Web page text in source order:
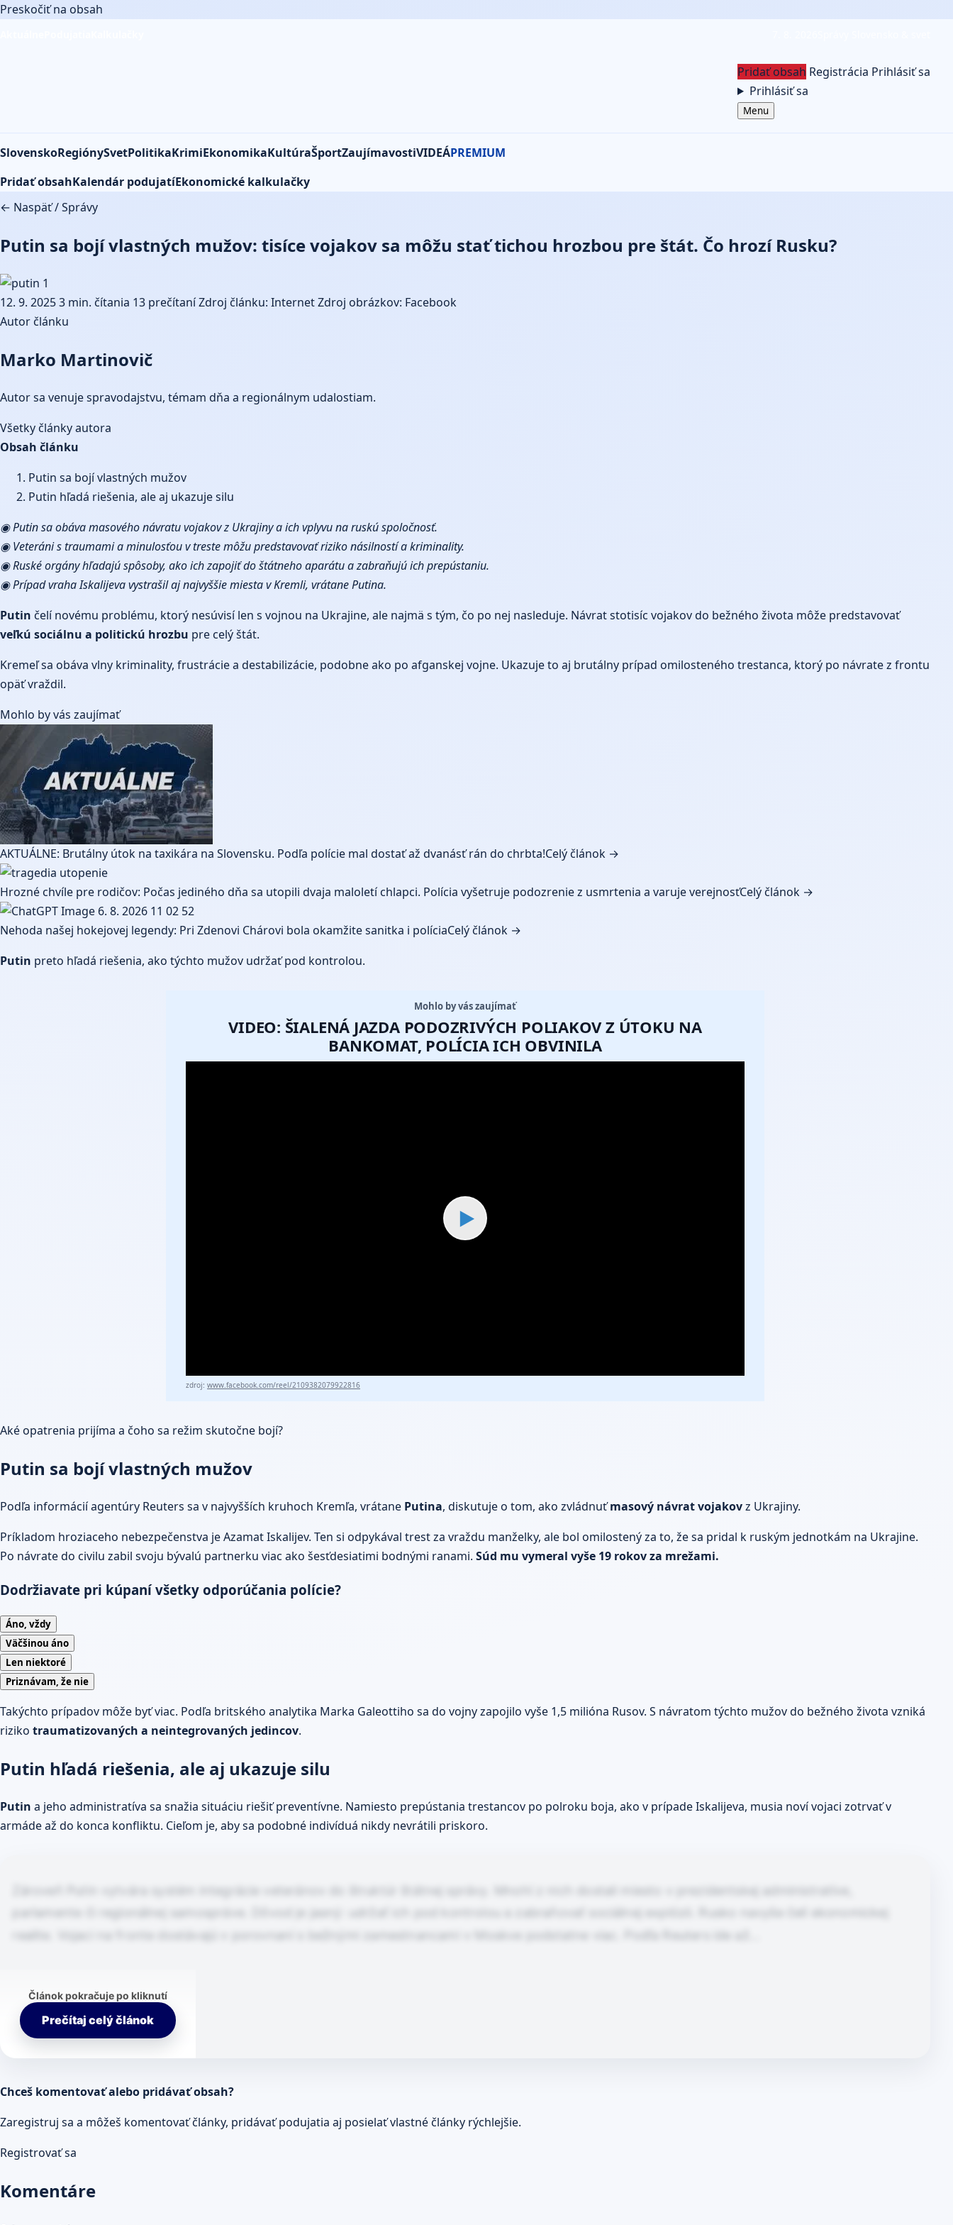
Preskočiť na obsah
Pridať obsah Registrácia Prihlásiť sa
Prihlásiť sa
Menu
SlovenskoRegiónySvetPolitikaKrimiEkonomikaKultúraŠportZaujímavostiVIDEÁPREMIUM
Pridať obsahKalendár podujatíEkonomické kalkulačky
← Naspäť/Správy
Putin sa bojí vlastných mužov: tisíce vojakov sa môžu stať tichou hrozbou pre štát. Čo hrozí Rusku?
12. 9. 20253 min. čítania 13 prečítaníZdroj článku: InternetZdroj obrázkov: Facebook
Autor článku
Marko Martinovič
Autor sa venuje spravodajstvu, témam dňa a regionálnym udalostiam.
Všetky články autora
Obsah článku
Putin sa bojí vlastných mužov
Putin hľadá riešenia, ale aj ukazuje silu
◉ Putin sa obáva masového návratu vojakov z Ukrajiny a ich vplyvu na ruskú spoločnosť.
◉ Veteráni s traumami a minulosťou v treste môžu predstavovať riziko násilností a kriminality.
◉ Ruské orgány hľadajú spôsoby, ako ich zapojiť do štátneho aparátu a zabraňujú ich prepústaniu.
◉ Prípad vraha Iskalijeva vystrašil aj najvyššie miesta v Kremli, vrátane Putina.
Putin čelí novému problému, ktorý nesúvisí len s vojnou na Ukrajine, ale najmä s tým, čo po nej nasleduje. Návrat stotisíc vojakov do bežného života môže predstavovať
veľkú sociálnu a politickú hrozbu pre celý štát.
Kremeľ sa obáva vlny kriminality, frustrácie a destabilizácie, podobne ako po afganskej vojne. Ukazuje to aj brutálny prípad omilosteného trestanca, ktorý po návrate z frontu
opäť vraždil.
Mohlo by vás zaujímať
AKTUÁLNE: Brutálny útok na taxikára na Slovensku. Podľa polície mal dostať až dvanásť rán do chrbta!Celý článok →
Hrozné chvíle pre rodičov: Počas jediného dňa sa utopili dvaja maloletí chlapci. Polícia vyšetruje podozrenie z usmrtenia a varuje verejnosťCelý článok →
Nehoda našej hokejovej legendy: Pri Zdenovi Chárovi bola okamžite sanitka i políciaCelý článok →
Putin preto hľadá riešenia, ako týchto mužov udržať pod kontrolou.
Mohlo by vás zaujímať
VIDEO: ŠIALENÁ JAZDA PODOZRIVÝCH POLIAKOV Z ÚTOKU NA
BANKOMAT, POLÍCIA ICH OBVINILA
▶
zdroj: www.facebook.com/reel/2109382079922816
Aké opatrenia prijíma a čoho sa režim skutočne bojí?
Putin sa bojí vlastných mužov
Podľa informácií agentúry Reuters sa v najvyšších kruhoch Kremľa, vrátane Putina, diskutuje o tom, ako zvládnuťmasový návrat vojakovz Ukrajiny.
Príkladom hroziaceho nebezpečenstva je Azamat Iskalijev. Ten si odpykával trest za vraždu manželky, ale bol omilostený za to, že sa pridal k ruským jednotkám na Ukrajine.
Po návrate do civilu zabil svoju bývalú partnerku viac ako šesťdesiatimi bodnými ranami. Súd mu vymeral vyše 19 rokov za mrežami.
Dodržiavate pri kúpaní všetky odporúčania polície?
Áno, vždy
Väčšinou áno
Len niektoré
Priznávam, že nie
Takýchto prípadov môže byť viac. Podľa britského analytika Marka Galeottiho sa do vojny zapojilo vyše 1,5 milióna Rusov. S návratom týchto mužov do bežného života vzniká
riziko traumatizovaných a neintegrovaných jedincov.
Putin hľadá riešenia, ale aj ukazuje silu
Putin a jeho administratíva sa snažia situáciu riešiť preventívne. Namiesto prepústania trestancov po polroku boja, ako v prípade Iskalijeva, musia noví vojaci zotrvať v
armáde až do konca konfliktu. Cieľom je, aby sa podobné indivíduá nikdy nevrátili priskoro.
parlamente či regionálnej samospráve. Dôvod je jasný: udržať ich pod kontrolou a zabraňovať sociálnej explózii. Rusko navyše čelí ekonomickej
realite. Vojaci na fronte dostávajú v porovnaní s bežnými zamestnancami v Moskve podstatne viac. Podľa Reuters ide až…
Článok pokračuje po kliknutí
Prečítaj celý článok
Chceš komentovať alebo pridávať obsah?
Zaregistruj sa a môžeš komentovať články, pridávať podujatia aj posielať vlastné články rýchlejšie.
Registrovať sa
Komentáre